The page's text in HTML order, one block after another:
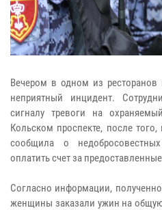
Вечером в одном из
неприятный инцидент.
сигналу тревоги на
Кольском проспекте, после
сообщила о
оплатить счет за
Согласно информации,
женщины заказали ужин на